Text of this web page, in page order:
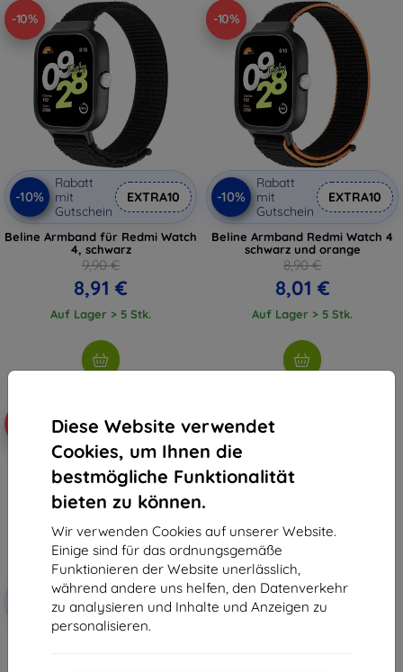
Diese Website verwendet
Cookies, um Ihnen die
bestmögliche Funktionalität
bieten zu können.
Wir verwenden Cookies auf unserer Website.
Einige sind für das ordnungsgemäße
Funktionieren der Website unerlässlich,
während andere uns helfen, den Datenverkehr
zu analysieren und Inhalte und Anzeigen zu
personalisieren.
-10%
-10%
Rabatt
mit
Gutschein
EXTRA10
Beline Armband für Redmi Watch
4, schwarz
9,90 €
8,91 €
Auf Lager > 5 Stk.
-10%
-10%
Rabatt
mit
Gutschein
EXTRA10
Beline Armband Redmi Watch 4
schwarz und orange
8,90 €
8,01 €
Auf Lager > 5 Stk.
Rabatt
mit
Gutschein
EXTRA10